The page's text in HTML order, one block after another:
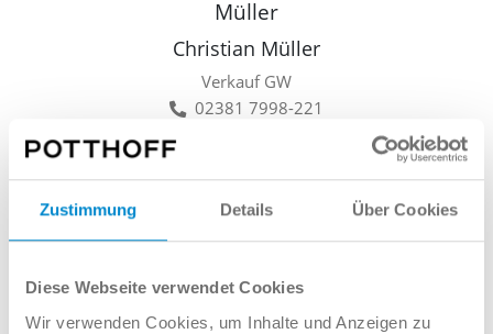
Zustimmung Details Über Cookies
Diese Webseite verwendet Cookies
Wir verwenden Cookies, um Inhalte und Anzeigen zu
Christian Müller
Verkauf GW
02381 7998-221
Lars Linkamp
Verkauf GW